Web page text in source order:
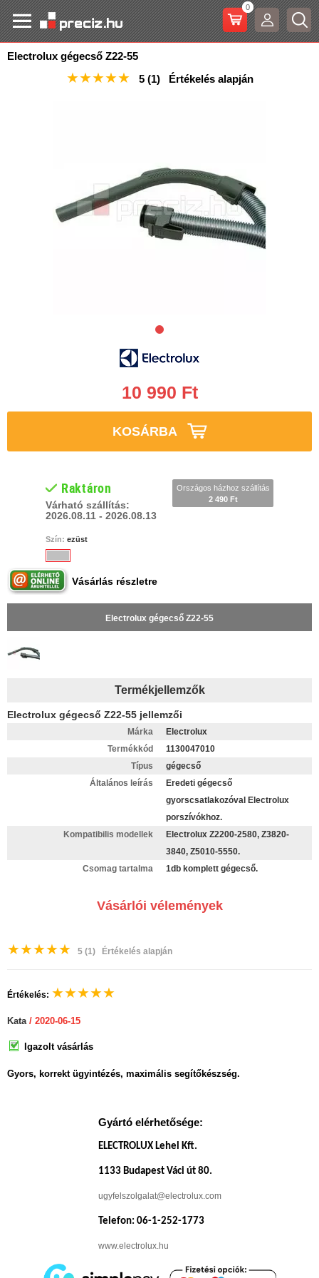
0
Electrolux gégecső Z22-55
★★★★★ 5 (1)Értékelés alapján
10 990 Ft
KOSÁRBA
Raktáron
Várható szállítás:
2026.08.11 - 2026.08.13
Országos házhoz szállítás
2 490 Ft
Szín: ezüst
Vásárlás részletre
Electrolux gégecső Z22-55
Termékjellemzők
Electrolux gégecső Z22-55 jellemzői
Márka
Electrolux
Termékkód
1130047010
Típus
gégecső
Általános leírás
Eredeti gégecső
gyorscsatlakozóval Electrolux
porszívókhoz.
Kompatibilis modellek
Electrolux Z2200-2580, Z3820-
3840, Z5010-5550.
Csomag tartalma
1db komplett gégecső.
Vásárlói vélemények
★★★★★ 5 (1) Értékelés alapján
Értékelés: ★★★★★
Kata/ 2020-06-15
Igazolt vásárlás
Gyors, korrekt ügyintézés, maximális segítőkészség.
Gyártó elérhetősége:
ELECTROLUX Lehel Kft.
1133 Budapest Váci út 80.
ugyfelszolgalat@electrolux.com
Telefon: 06-1-252-1773
www.electrolux.hu